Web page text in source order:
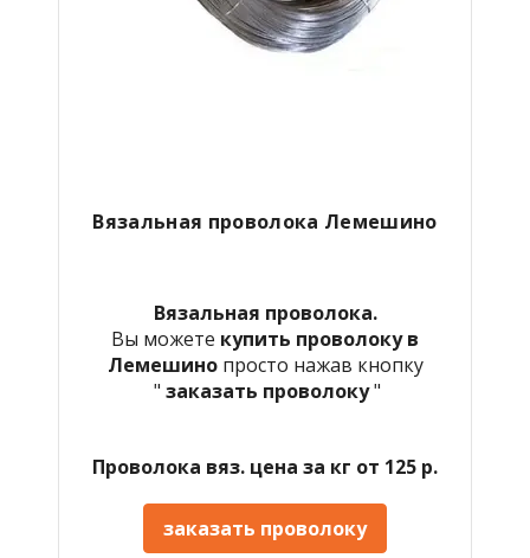
Вязальная проволока Лемешино
Вязальная проволока.
Вы можете купить проволоку в
Лемешинопросто нажав кнопку
" заказать проволоку"
Проволока вяз. цена за кг от 125 р.
заказать проволоку